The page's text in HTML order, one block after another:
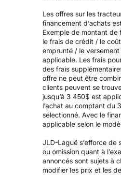
Les offres sur les
financement d’achats
Exemple de montant
le frais de crédit / le
emprunté / le
applicable. Les frais
des frais
offre ne peut être
clients peuvent se
jusqu’à 3 450$ est
l’achat au comptant du
sélectionné. Avec le
applicable selon le
JLD-Laguë s’efforce de
ou omission quant à
annoncés sont sujets à
modifier les prix et les